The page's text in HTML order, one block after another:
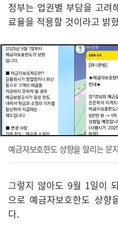
정부는 업권별 부담을 고려
료율을 적용할 것이라고 밝
예금자보호한도 상향을 알리는 문
그렇지 않아도 9월 1일이
으로 예금자보호한도 상향
다.